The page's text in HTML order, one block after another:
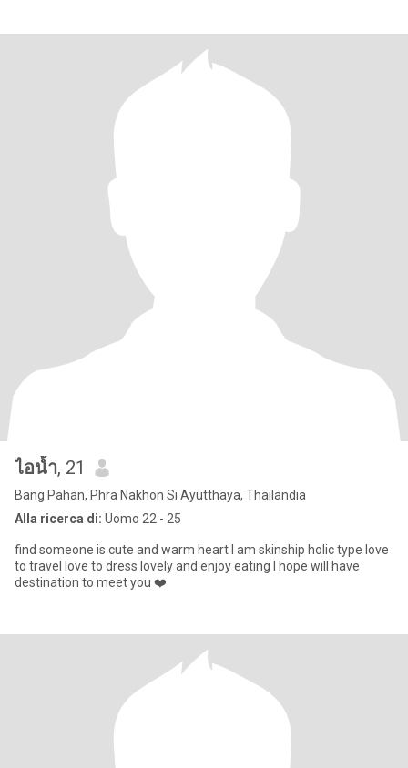
ไอน้ำ, 21
Bang Pahan, Phra Nakhon Si Ayutthaya, Thailandia
Alla ricerca di: Uomo 22 - 25
find someone is cute and warm heart I am skinship holic type love
to travel love to dress lovely and enjoy eating I hope will have
destination to meet you ❤️